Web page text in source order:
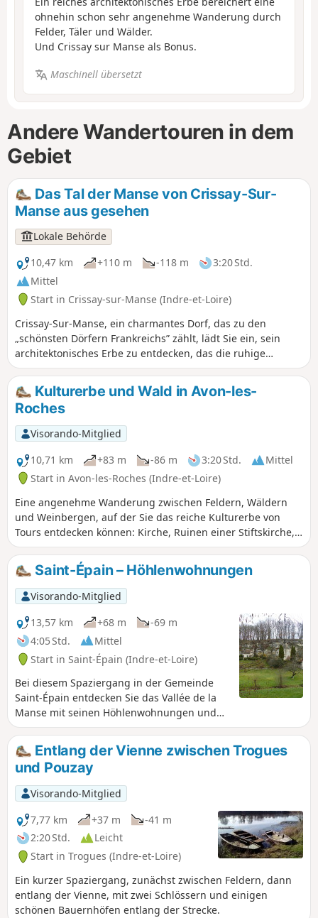
ohnehin schon sehr angenehme Wanderung durch
Felder, Täler und Wälder.
Und Crissay sur Manse als Bonus.
Maschinell übersetzt
Andere Wandertouren in dem
Gebiet
Das Tal der Manse von Crissay-Sur-
Manse aus gesehen
Lokale Behörde
10,47 km
+110 m -118 m
3:20 Std.
Mittel
Start in Crissay-sur-Manse (Indre-et-Loire)
Crissay-Sur-Manse, ein charmantes Dorf, das zu den
„schönsten Dörfern Frankreichs” zählt, lädt Sie ein, sein
architektonisches Erbe zu entdecken, das die ruhige
Landschaft am Rande des grünen Manse-Tals dominiert.
Kulturerbe und Wald in Avon-les-
Roches
Visorando-Mitglied
10,71 km
+83 m -86 m 3:20 Std.
Mittel
Start in Avon-les-Roches (Indre-et-Loire)
Eine angenehme Wanderung zwischen Feldern, Wäldern
und Weinbergen, auf der Sie das reiche Kulturerbe von
Tours entdecken können: Kirche, Ruinen einer Stiftskirche,
Höhlenwohnungen, Waschhäuser, Häuser aus Tuffstein ...
und sogar einen „Solarbauernhof”.
Saint-Épain – Höhlenwohnungen
Visorando-Mitglied
13,57 km
+68 m
-69 m
4:05 Std.
Mittel
Start in Saint-Épain (Indre-et-Loire)
Bei diesem Spaziergang in der Gemeinde
Saint-Épain entdecken Sie das Vallée de la
Manse mit seinen Höhlenwohnungen und
Passagen in der Nähe des Staatswaldes von
Montgoger.
Entlang der Vienne zwischen Trogues
und Pouzay
Visorando-Mitglied
7,77 km
+37 m
-41 m
2:20 Std.
Leicht
Start in Trogues (Indre-et-Loire)
Ein kurzer Spaziergang, zunächst zwischen Feldern, dann
entlang der Vienne, mit zwei Schlössern und einigen
schönen Bauernhöfen entlang der Strecke.